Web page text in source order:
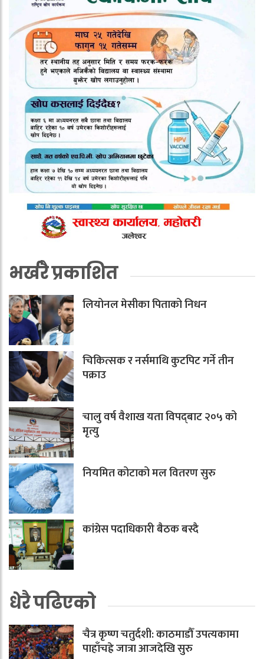
भर्खरै प्रकाशित
लियोनल मेसीका पिताको निधन
चिकित्सक र नर्समाथि कुटपिट गर्ने तीन
पक्राउ
चालु वर्ष वैशाख यता विपद्‌बाट २०५ को
मृत्यु
नियमित कोटाको मल वितरण सुरु
कांग्रेस पदाधिकारी बैठक बस्दै
धेरै पढिएको
चैत्र कृष्ण चतुर्दशी: काठमाडौँ उपत्यकामा
पाहाँचह्रे जात्रा आजदेखि सुरु